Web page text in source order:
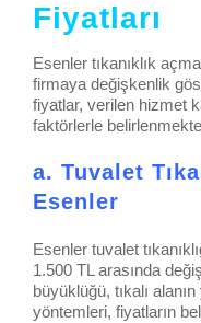
Fiyatları
Esenler tıkanıklık
firmaya değişkenlik
fiyatlar, verilen hizmet
faktörlerle
a. Tuvalet
Esenler
Esenler tuvalet
1.500 TL arasında
büyüklüğü, tıkalı
yöntemleri, fiyatların